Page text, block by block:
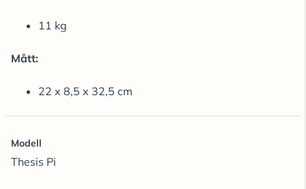
11 kg
Mått:
22 x 8,5 x 32,5 cm
Modell
Thesis Pi